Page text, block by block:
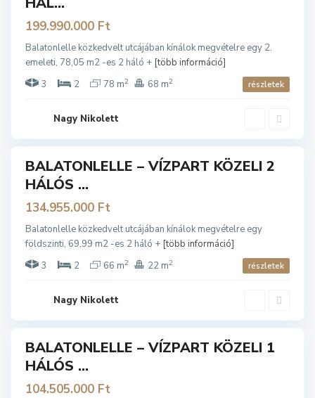
199.990.000 Ft
Balatonlelle közkedvelt utcájában kínálok megvételre egy 2.
emeleti, 78,05 m2 -es 2 háló + [több információ]
3
2 78 m2 68 m2 részletek
Nagy Nikolett
A
L
A
O
N
E
BALATONLELLE – VÍZPART KÖZELI 2
HÁLÓS ...
134.955.000 Ft
Balatonlelle közkedvelt utcájában kínálok megvételre egy
földszinti, 69,99 m2 -es 2 háló + [több információ]
3
2 66 m2 22 m2 részletek
Nagy Nikolett
A
L
A
O
N
E
BALATONLELLE – VÍZPART KÖZELI 1
HÁLÓS ...
104.505.000 Ft
B